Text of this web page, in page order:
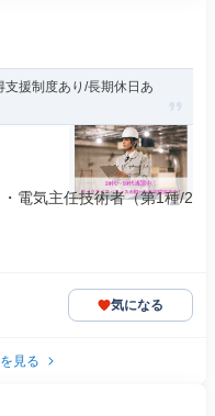
支援制度あり/長期休日あ
電気主任技術者（第1種/2
気になる
見る